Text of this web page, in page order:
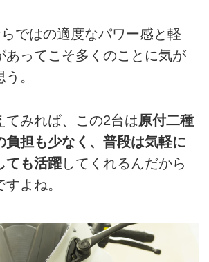
ではの適度なパワー感と軽
あってこそ多くのことに気が
。
てみれば、この2台は原付二種
負担も少なく、普段は気軽に
ても活躍してくれるんだから
よね。